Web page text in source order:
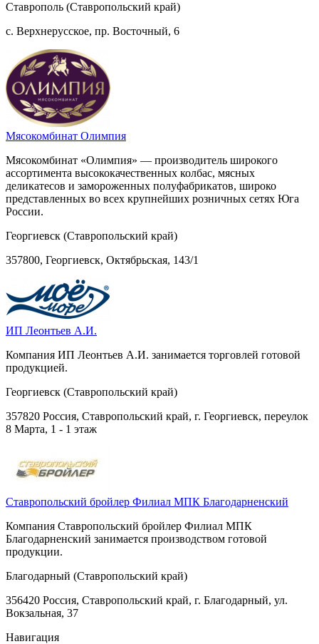
Ставрополь (Ставропольский край)
с. Верхнерусское, пр. Восточный, 6
Мясокомбинат Олимпия
Мясокомбинат «Олимпия» — производитель широкого
ассортимента высококачественных колбас, мясных
деликатесов и замороженных полуфабрикатов, широко
представленных во всех крупнейших розничных сетях Юга
России.
Георгиевск (Ставропольский край)
357800, Георгиевск, Октябрьская, 143/1
ИП Леонтьев А.И.
Компания ИП Леонтьев А.И. занимается торговлей готовой
продукцией.
Георгиевск (Ставропольский край)
357820 Россия, Ставропольский край, г. Георгиевск, переулок
8 Марта, 1 - 1 этаж
Ставропольский бройлер Филиал МПК Благодарненский
Компания Ставропольский бройлер Филиал МПК
Благодарненский занимается производством готовой
продукции.
Благодарный (Ставропольский край)
356420 Россия, Ставропольский край, г. Благодарный, ул.
Вокзальная, 37
Навигация